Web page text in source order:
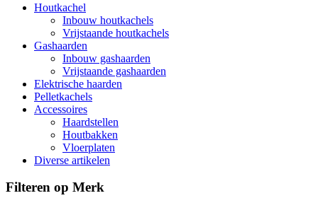
Houtkachel
Inbouw houtkachels
Vrijstaande houtkachels
Gashaarden
Inbouw gashaarden
Vrijstaande gashaarden
Elektrische haarden
Pelletkachels
Accessoires
Haardstellen
Houtbakken
Vloerplaten
Diverse artikelen
Filteren op Merk